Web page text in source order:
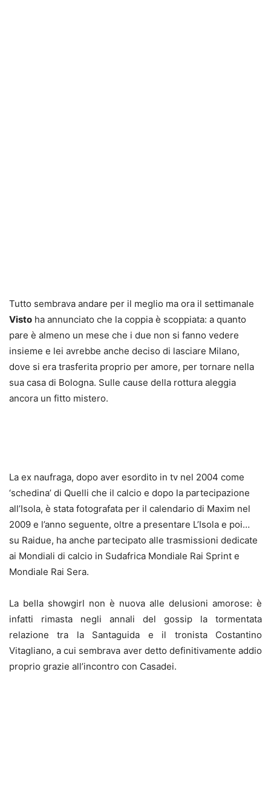
Tutto sembrava andare per il meglio ma ora il settimanale
Visto ha annunciato che la coppia è scoppiata: a quanto
pare è almeno un mese che i due non si fanno vedere
insieme e lei avrebbe anche deciso di lasciare Milano,
dove si era trasferita proprio per amore, per tornare nella
sua casa di Bologna. Sulle cause della rottura aleggia
ancora un fitto mistero.
La ex naufraga, dopo aver esordito in tv nel 2004 come
‘schedina’ di Quelli che il calcio e dopo la partecipazione
all’Isola, è stata fotografata per il calendario di Maxim nel
2009 e l’anno seguente, oltre a presentare L’Isola e poi…
su Raidue, ha anche partecipato alle trasmissioni dedicate
ai Mondiali di calcio in Sudafrica Mondiale Rai Sprint e
Mondiale Rai Sera.
La bella showgirl non è nuova alle delusioni amorose: è
infatti rimasta negli annali del gossip la tormentata
relazione tra la Santaguida e il tronista Costantino
Vitagliano, a cui sembrava aver detto definitivamente addio
proprio grazie all’incontro con Casadei.